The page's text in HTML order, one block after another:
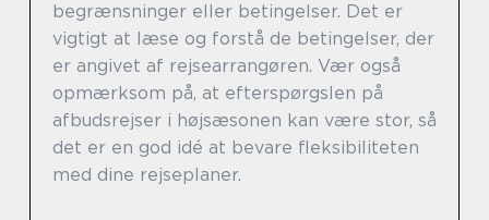
begrænsninger eller betingelser. Det er
vigtigt at læse og forstå de betingelser, der
er angivet af rejsearrangøren. Vær også
opmærksom på, at efterspørgslen på
afbudsrejser i højsæsonen kan være stor, så
det er en god idé at bevare fleksibiliteten
med dine rejseplaner.